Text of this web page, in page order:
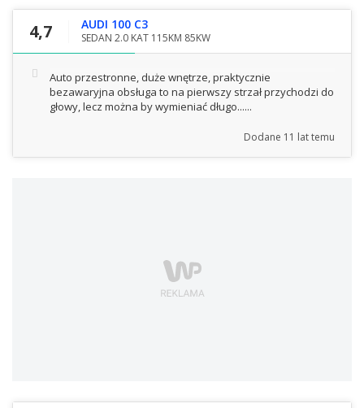
4,7 AUDI 100 C3
SEDAN 2.0 KAT 115KM 85KW
Auto przestronne, duże wnętrze, praktycznie
bezawaryjna obsługa to na pierwszy strzał przychodzi do
głowy, lecz można by wymieniać długo......
Dodane 11 lat temu